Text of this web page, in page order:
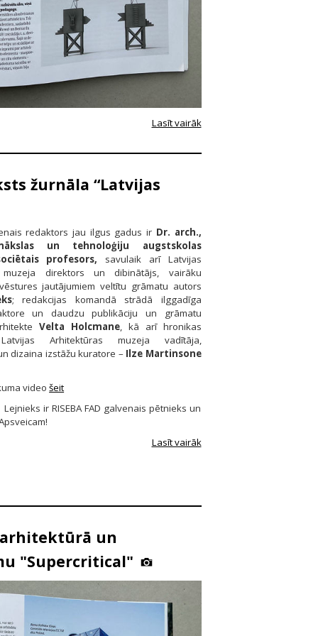
Lasīt vairāk
žurnāla “Latvijas
redaktors jau ilgus gadus ir Dr. arch.,
un tehnoloģiju augstskolas
profesors, savulaik arī Latvijas
muzeja direktors un dibinātājs, vairāku
jautājumiem veltītu grāmatu autors
; redakcijas komandā strādā ilggadīga
un daudzu publikāciju un grāmatu
Velta Holcmane, kā arī hronikas
Arhitektūras muzeja vadītāja,
dizaina izstāžu kuratore – Ilze Martinsone
videošeit
Lejnieks ir RISEBA FAD galvenais pētnieks un
Lasīt vairāk
un
"Supercritical"